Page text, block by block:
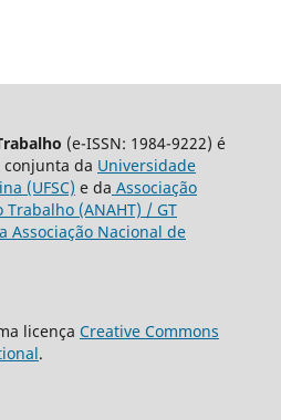
(e-ISSN: 1984-9222) é
da Universidade
(UFSC) e da Associação
(ANAHT) / GT
Associação Nacional de
licença Creative Commons
.